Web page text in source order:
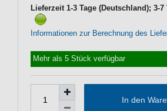
Lieferzeit 1-3 Tage (Deutschland); 3-
Informationen zur Berechnung des
Mehr als 5 Stück verfügbar
In den